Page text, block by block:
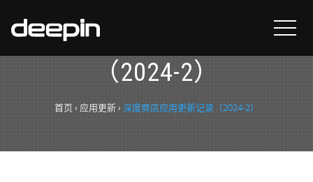
深度商店应用更新记录
（2024-2）
首页›应用更新›深度商店应用更新记录（2024-2）